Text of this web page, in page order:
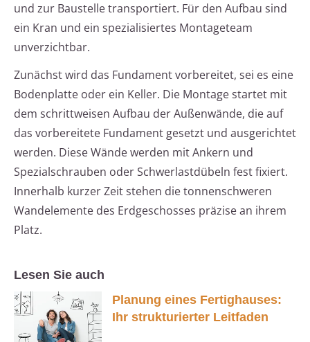
und zur Baustelle transportiert. Für den Aufbau sind
ein Kran und ein spezialisiertes Montageteam
unverzichtbar.
Zunächst wird das Fundament vorbereitet, sei es eine
Bodenplatte oder ein Keller. Die Montage startet mit
dem schrittweisen Aufbau der Außenwände, die auf
das vorbereitete Fundament gesetzt und ausgerichtet
werden. Diese Wände werden mit Ankern und
Spezialschrauben oder Schwerlastdübeln fest fixiert.
Innerhalb kurzer Zeit stehen die tonnenschweren
Wandelemente des Erdgeschosses präzise an ihrem
Platz.
Lesen Sie auch
Planung eines Fertighauses:
Ihr strukturierter Leitfaden